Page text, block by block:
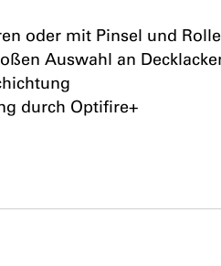
oder mit Pinsel und Rolle
Auswahl an
durch Optifire+